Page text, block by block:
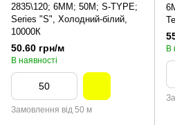
2835\120; 6ММ; 50M; S-TYPE;
Series "S", Холодний-білий,
10000К
50.60 грн/м
В наявності
Замовлення від 50 м
В